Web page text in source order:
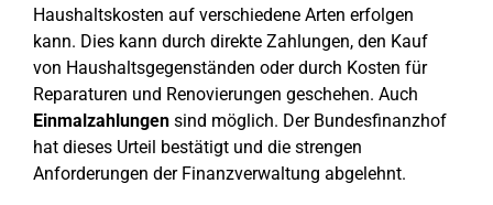
Haushaltskosten auf verschiedene Arten erfolgen
kann. Dies kann durch direkte Zahlungen, den Kauf
von Haushaltsgegenständen oder durch Kosten für
Reparaturen und Renovierungen geschehen. Auch
Einmalzahlungen sind möglich. Der Bundesfinanzhof
hat dieses Urteil bestätigt und die strengen
Anforderungen der Finanzverwaltung abgelehnt.